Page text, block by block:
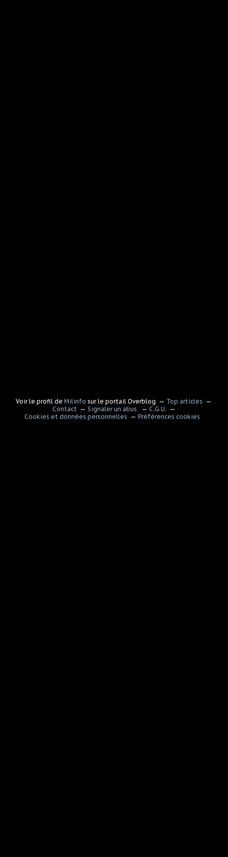
Voir le profil deMilinfo sur le portail Overblog
Top articles
Contact
Signaler un abus
C.G.U.
Cookies et données personnelles
Préférences cookies